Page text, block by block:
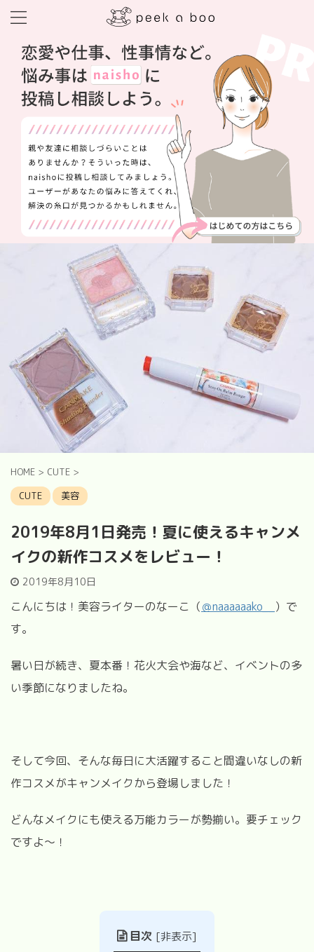
HOME > CUTE >
CUTE
美容
2019年8月1日発売！夏に使えるキャンメ
イクの新作コスメをレビュー！
2019年8月10日
こんにちは！美容ライターのなーこ（＠naaaaaako__ ）で
す。
暑い日が続き、夏本番！花火大会や海など、イベントの多
い季節になりましたね。
そして今回、そんな毎日に大活躍すること間違いなしの新
作コスメがキャンメイクから登場しました！
どんなメイクにも使える万能カラーが勢揃い。要チェック
ですよ～！
目次 [非表示]